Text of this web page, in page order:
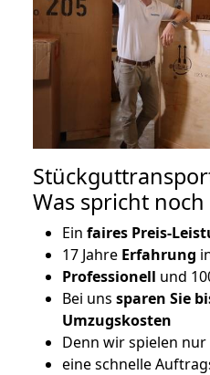
Was spricht
Ein faires Preis-
17 Jahre Erfahrung
Professionell und
Bei uns sparen Sie
Umzugskosten
Denn wir spielen
eine schnelle